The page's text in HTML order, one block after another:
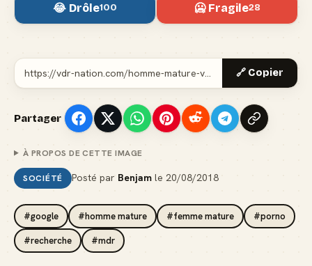
😂 Drôle100 🥶 Fragile28
🔗 Copier
Partager
À PROPOS DE CETTE IMAGE
SOCIÉTÉ Posté par Benjamle 20/08/2018
#google #homme mature #femme mature #porno
#recherche #mdr